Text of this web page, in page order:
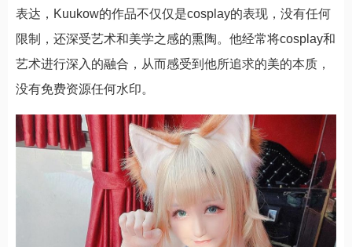
表达，Kuukow的作品不仅仅是cosplay的表现，没有任何
限制，还深受艺术和美学之感的熏陶。他经常将cosplay和
艺术进行深入的融合，从而感受到他所追求的美的本质，
没有免费资源任何水印。